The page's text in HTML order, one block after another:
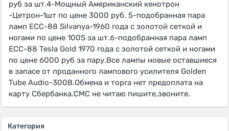
руб за шт.4-Мощный Американский кенотрон
-Цетрон-1шт по цене 3000 руб. 5-подобранная пара
ламп ЕСС-88 Silvanya-1960 года с золотой сеткой и
ногами по цене 100S за шт.6-подобранная пара ламп
ЕСС-88 Tesla Gold 1970 года с золотой сеткой и ногами
по цене 6000 руб за пару.Все лампы новые оставшиеся
в запасе от проданного лампового усилителя Golden
Tube Audio-300B.Обмена и торга нет предоплата на
карту Сбербанка.СМС не читаю пишите,звоните.
Категория